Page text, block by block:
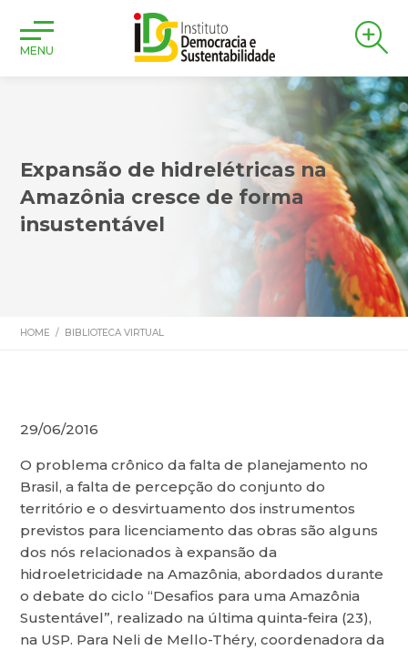
MENU
Expansão de hidrelétricas na
Amazônia cresce de forma
insustentável
HOME / BIBLIOTECA VIRTUAL
29/06/2016
O problema crônico da falta de planejamento no
Brasil, a falta de percepção do conjunto do
território e o desvirtuamento dos instrumentos
previstos para licenciamento das obras são alguns
dos nós relacionados à expansão da
hidroeletricidade na Amazônia, abordados durante
o debate do ciclo “Desafios para uma Amazônia
Sustentável”, realizado na última quinta-feira (23),
na USP. Para Neli de Mello-Théry, coordenadora da